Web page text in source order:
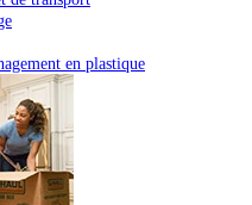
en plastique